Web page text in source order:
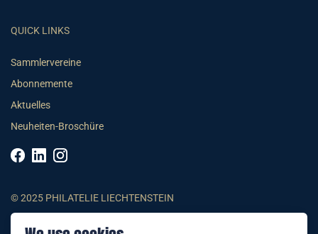
QUICK LINKS
Sammlervereine
Abonnemente
Aktuelles
Neuheiten-Broschüre
© 2025 PHILATELIE LIECHTENSTEIN
AGB